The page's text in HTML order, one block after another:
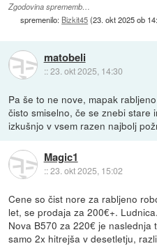
Zgodovina sprememb…
spremenilo: Bizkit45(23. okt 2025 ob
matobeli
::23. okt 2025, 14:30
Pa še to ne nove, mapak
čisto smiselno, če se znebi stare
izkušnjo v vsem razen najbolj
Magic1
::23. okt 2025, 15:02
Cene so čist nore za rabljeno
let, se prodaja za 200€+.
Nova B570 za 220€ je naslednja
samo 2x hitrejša v desetletju,